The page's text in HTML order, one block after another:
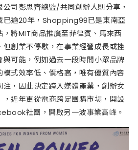
司彭思齊總監/共同創辦人則分享，
已逾20年，Shopping99已是東南亞
將MIT商品推廣至菲律賓、馬來西
創業不停歇，在事業經營成長或挫
可能，例如過去一段時間小眾品牌
式效率低、價格高，唯有優質內容
，因此決定跨入媒體產業，創辦女
，近年更從電商跨足團購市場，開設
社團，開啟另一波事業高峰。